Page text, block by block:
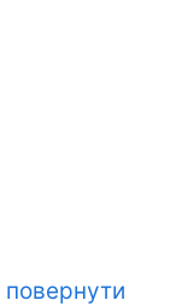
повернути